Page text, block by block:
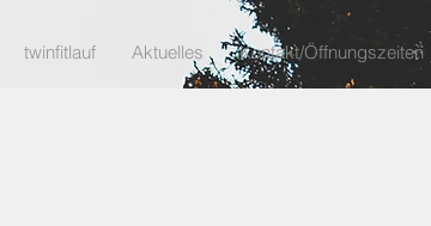
twinfitlauf Aktuelles Kontakt/Öffnungszeiten